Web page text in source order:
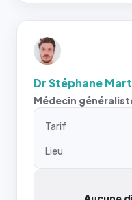
Dr Stéphane
Médecin
Tarif
Lieu